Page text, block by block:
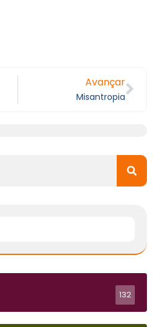
Avançar
Misantropia
132